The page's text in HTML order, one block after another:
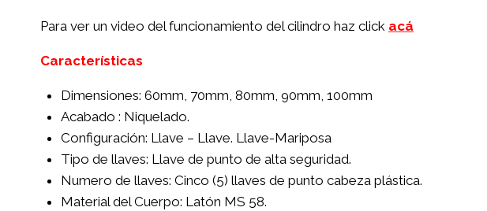
Para ver un video del funcionamiento del cilindro haz click acá
Características
Dimensiones: 60mm, 70mm, 80mm, 90mm, 100mm
Acabado : Niquelado.
Configuración: Llave – Llave. Llave-Mariposa
Tipo de llaves: Llave de punto de alta seguridad.
Numero de llaves: Cinco (5) llaves de punto cabeza plástica.
Material del Cuerpo: Latón MS 58.